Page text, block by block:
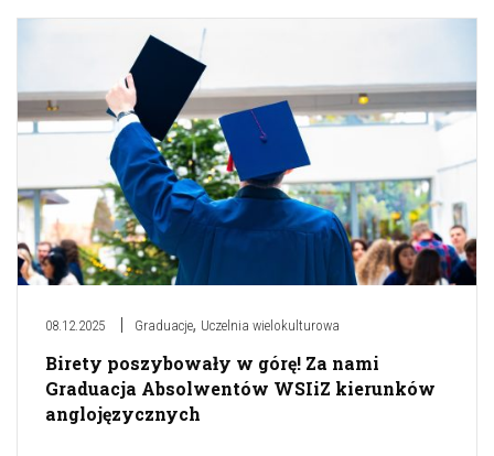
08.12.2025 Graduacje, Uczelnia wielokulturowa
Birety poszybowały w górę! Za nami
Graduacja Absolwentów WSIiZ kierunków
anglojęzycznych